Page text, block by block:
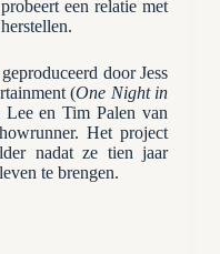
een relatie met
door Jess
(One Night in
en Tim Palen van
Het project
nadat ze tien jaar
te brengen.